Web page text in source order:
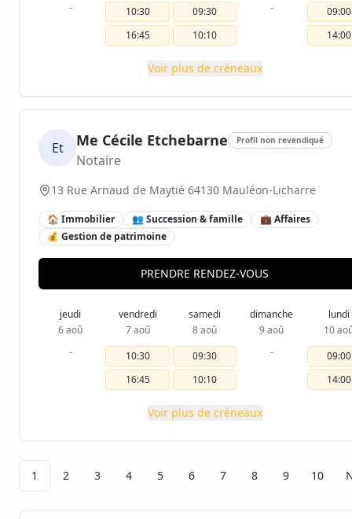
-
10:30
16:45
09:30
10:10
-
09:00
14:00
Voir plus de créneaux
Et Me Cécile Etchebarne Profil non revendiqué
Notaire
13 Rue Arnaud de Maytié 64130 Mauléon-Licharre
🏠 Immobilier 👥 Succession & famille
💼 Affaires
💰 Gestion de patrimoine
PRENDRE RENDEZ-VOUS
jeudi
6 aoû
-
vendredi
7 aoû
10:30
16:45
samedi
8 aoû
09:30
10:10
dimanche
9 aoû
-
lundi
10
09:00
14:00
Voir plus de créneaux
1 2 3 4 5 6 7 8 9 10